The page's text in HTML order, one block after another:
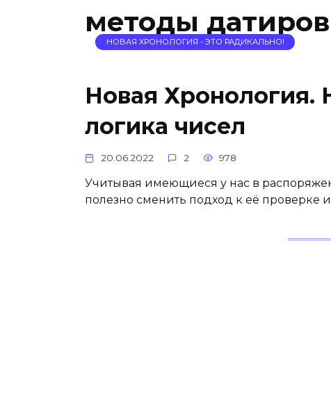
методы
НОВАЯ ХРОНОЛОГИЯ - ЭТО РАДИКАЛЬНО!
Новая Хронология.
логика чисел
20.06.2022 2 978
Учитывая имеющиеся у нас в
полезно сменить подход к её проверке